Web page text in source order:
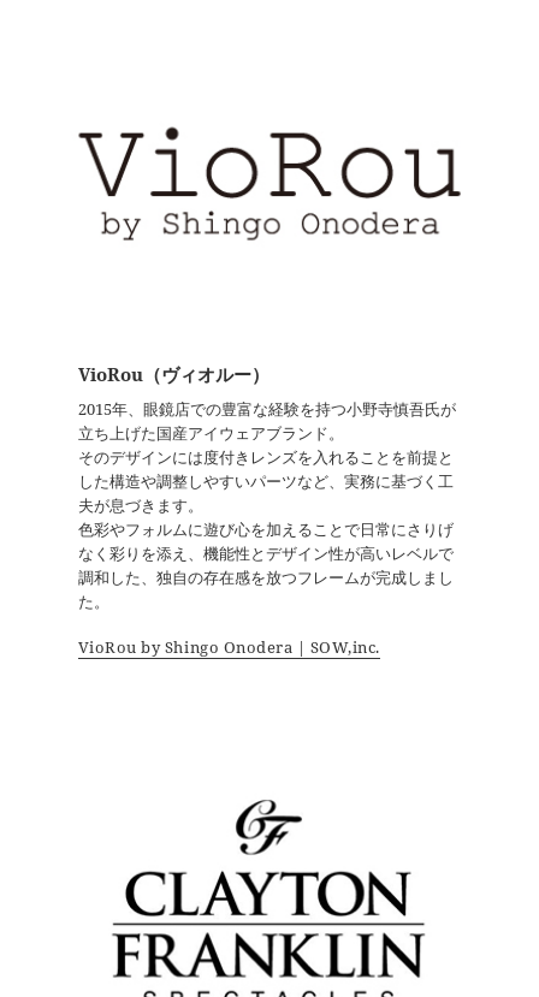
VioRou（ヴィオルー）
2015年、眼鏡店での豊富な経験を持つ小野寺慎吾氏が
立ち上げた国産アイウェアブランド。
そのデザインには度付きレンズを入れることを前提と
した構造や調整しやすいパーツなど、実務に基づく工
夫が息づきます。
色彩やフォルムに遊び心を加えることで日常にさりげ
なく彩りを添え、機能性とデザイン性が高いレベルで
調和した、独自の存在感を放つフレームが完成しまし
た。
VioRou by Shingo Onodera | SOW,inc.